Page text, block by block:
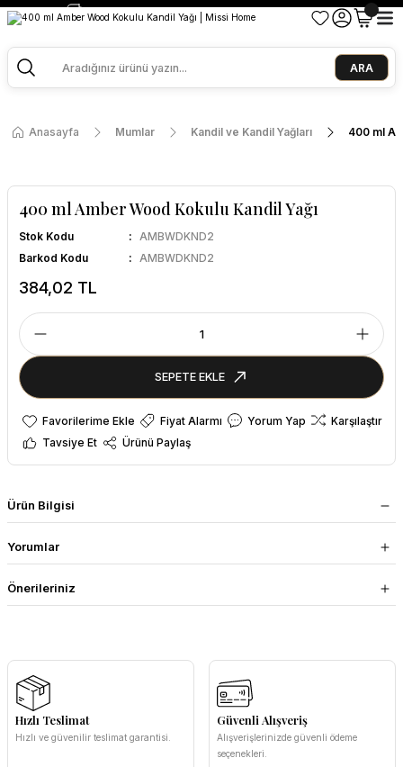
2500 TL ve Üzeri Alışverişlerde Kargo Bedava!
ARA
Anasayfa Mumlar Kandil ve Kandil Yağları 400 ml
400 ml Amber Wood Kokulu Kandil Yağı
Stok Kodu
AMBWDKND2
Barkod Kodu
AMBWDKND2
384,02 TL
SEPETE EKLE
Fiyat Alarmı Yorum Yap
Karşılaştır
Tavsiye Et
Ürünü Paylaş
Ürün Bilgisi
Yorumlar
Önerileriniz
Hızlı Teslimat
Hızlı ve güvenilir teslimat garantisi.
Güvenli Alışveriş
Alışverişlerinizde güvenli ödeme
seçenekleri.